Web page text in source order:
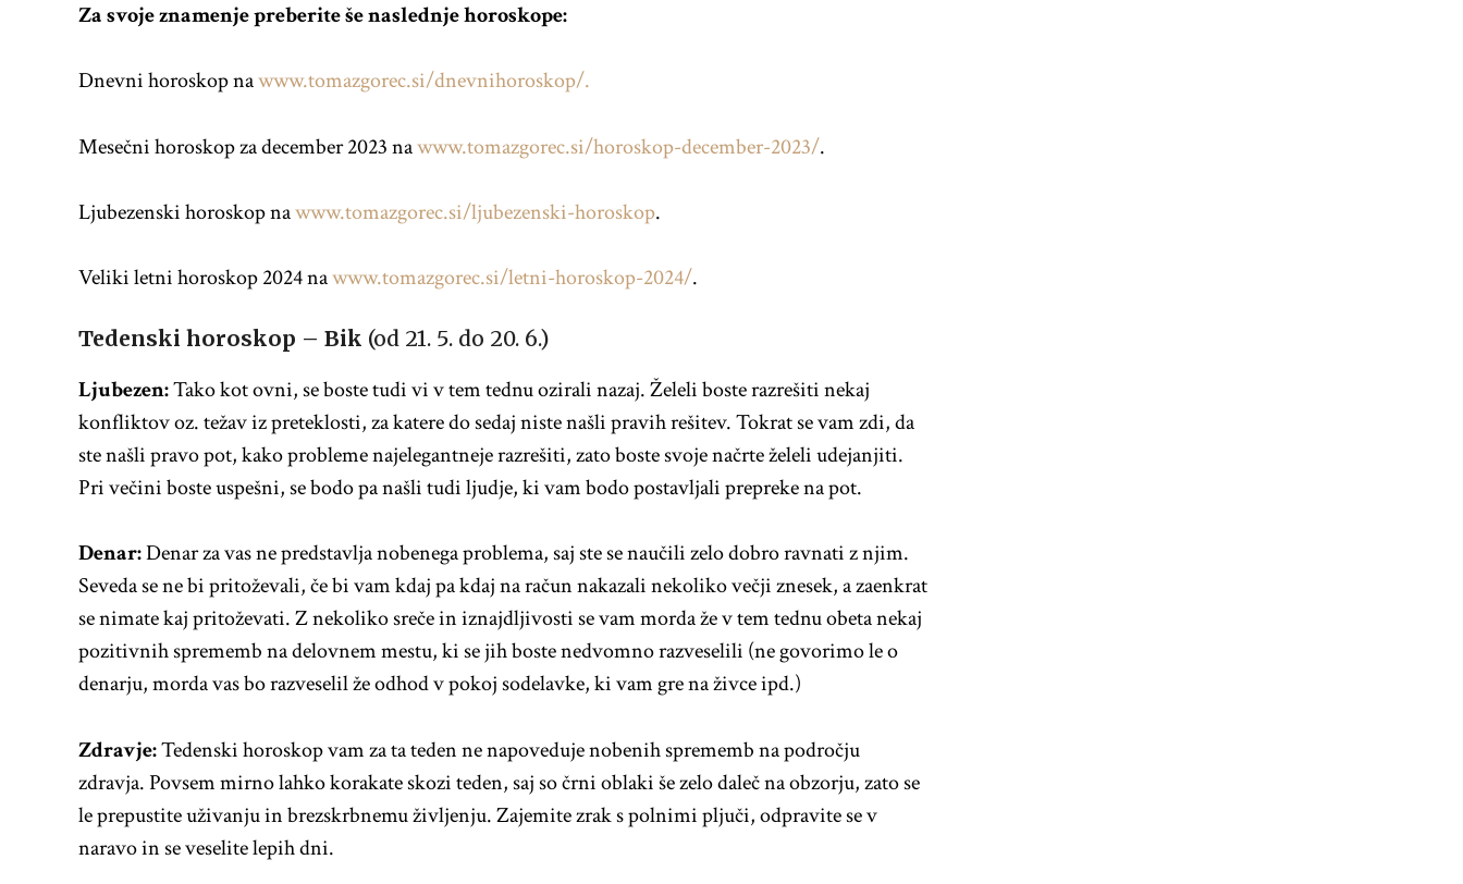
Za svoje znamenje preberite še naslednje horoskope:
Dnevni horoskop nawww.tomazgorec.si/dnevnihoroskop/.
Mesečni horoskop za december 2023 nawww.tomazgorec.si/horoskop-december-2023/.
Ljubezenski horoskop nawww.tomazgorec.si/ljubezenski-horoskop.
Veliki letni horoskop 2024 nawww.tomazgorec.si/letni-horoskop-2024/.
Tedenski horoskop – Bik (od 21. 5. do 20. 6.)
Ljubezen:Tako kot ovni, se boste tudi vi v tem tednu ozirali nazaj. Želeli boste razrešiti nekaj
konfliktov oz. težav iz preteklosti, za katere do sedaj niste našli pravih rešitev. Tokrat se vam zdi, da
ste našli pravo pot, kako probleme najelegantneje razrešiti, zato boste svoje načrte želeli udejanjiti.
Pri večini boste uspešni, se bodo pa našli tudi ljudje, ki vam bodo postavljali prepreke na pot.
Denar:Denar za vas ne predstavlja nobenega problema, saj ste se naučili zelo dobro ravnati z njim.
Seveda se ne bi pritoževali, če bi vam kdaj pa kdaj na račun nakazali nekoliko večji znesek, a zaenkrat
se nimate kaj pritoževati. Z nekoliko sreče in iznajdljivosti se vam morda že v tem tednu obeta nekaj
pozitivnih sprememb na delovnem mestu, ki se jih boste nedvomno razveselili (ne govorimo le o
denarju, morda vas bo razveselil že odhod v pokoj sodelavke, ki vam gre na živce ipd.)
Zdravje:Tedenski horoskop vam za ta teden ne napoveduje nobenih sprememb na področju
zdravja. Povsem mirno lahko korakate skozi teden, saj so črni oblaki še zelo daleč na obzorju, zato se
le prepustite uživanju in brezskrbnemu življenju. Zajemite zrak s polnimi pljuči, odpravite se v
naravo in se veselite lepih dni.